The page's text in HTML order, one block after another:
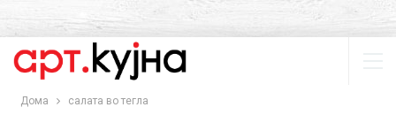
Дома салата во тегла